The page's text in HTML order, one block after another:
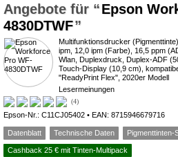
Epson
4830DTWF
Multifunktionsdrucker
ipm, 12,0 ipm (Farbe), 16,5 ppm
Wlan, Duplexdruck, Duplex-ADF
Touch-Display (10,9 cm),
"ReadyPrint Flex", 2020er Modell
Lesermeinungen
3.8*
4
Epson-Nr.: C11CJ05402 • EAN: 8715946679716
Datenblatt Technische Daten Pigmenttinten-
Cashback 25 € mit Tinten-Multipack